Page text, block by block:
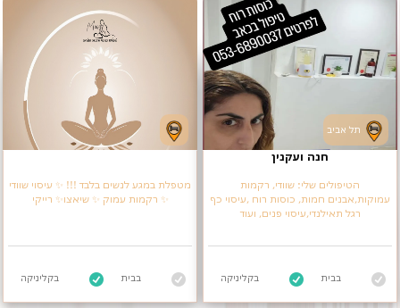
מטפלת במגע לנשים בלבד !!! ✨️ עיסוי שוודי
✨️ רקמות עמוק ✨️ שיאצו✨️ רייקי
בקליניקה בבית
חנה ועקנין
הטיפולים שלי: שוודי, רקמות
עמוקות,אבנים חמות, כוסות רוח ,עיסוי כף
רגל תאילנדי,עיסוי פנים, ועוד
בקליניקה בבית